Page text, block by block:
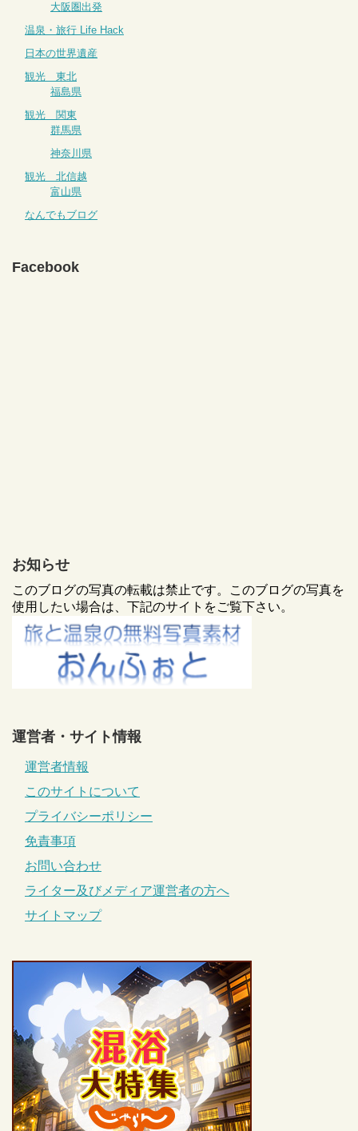
大阪圏出発
温泉・旅行 Life Hack
日本の世界遺産
観光 東北
福島県
観光 関東
群馬県
神奈川県
観光 北信越
富山県
なんでもブログ
Facebook
お知らせ
このブログの写真の転載は禁止です。このブログの写真を
使用したい場合は、下記のサイトをご覧下さい。
運営者・サイト情報
運営者情報
このサイトについて
プライバシーポリシー
免責事項
お問い合わせ
ライター及びメディア運営者の方へ
サイトマップ